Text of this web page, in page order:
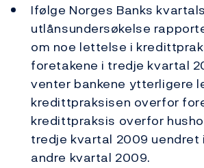
Ifølge Norges Banks
utlånsundersøkelse
om noe lettelse i
foretakene i tredje kvartal
venter bankene ytterligere
kredittpraksisen overfor
kredittpraksis overfor
tredje kvartal 2009 uendret
andre kvartal 2009.